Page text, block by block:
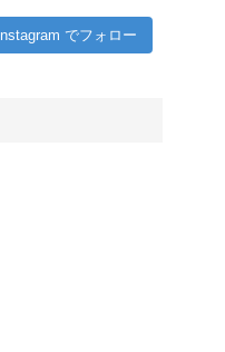
Instagram でフォロー